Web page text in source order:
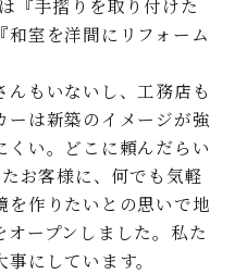
『⼿摺りを取り付けた
室を洋間にリフォーム
もいないし、⼯務店も
ーは新築のイメージが強
くい。どこに頼んだらい
お客様に、何でも気軽
を作りたいとの思いで地
ープンしました。私た
にしています。